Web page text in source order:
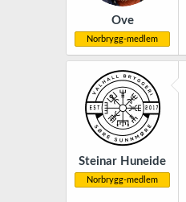
Ove
Norbrygg-medlem
Steinar Huneide
Norbrygg-medlem